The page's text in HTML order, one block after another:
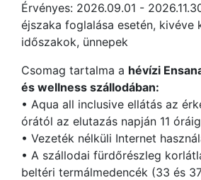
Érvényes: 2026.09.01 -
éjszaka foglalása esetén, kivéve
időszakok, ünnepek
Csomag tartalma a hévízi
és wellness szállodában:
• Aqua all inclusive ellátás az
órától az elutazás napján 11
• Vezeték nélküli Internet
• A szállodai fürdőrészleg
beltéri termálmedencék (33 és